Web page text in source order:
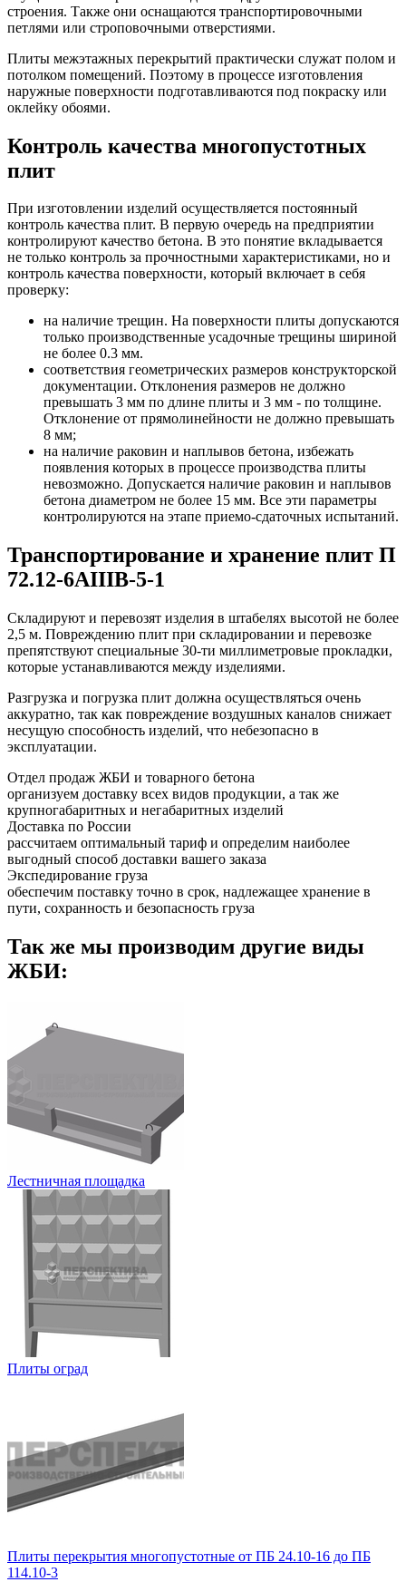
строения. Также они оснащаются транспортировочными
петлями или строповочными отверстиями.
Плиты межэтажных перекрытий практически служат полом и
потолком помещений. Поэтому в процессе изготовления
наружные поверхности подготавливаются под покраску или
оклейку обоями.
Контроль качества многопустотных
плит
При изготовлении изделий осуществляется постоянный
контроль качества плит. В первую очередь на предприятии
контролируют качество бетона. В это понятие вкладывается
не только контроль за прочностными характеристиками, но и
контроль качества поверхности, который включает в себя
проверку:
на наличие трещин. На поверхности плиты допускаются
только производственные усадочные трещины шириной
не более 0.3 мм.
соответствия геометрических размеров конструкторской
документации. Отклонения размеров не должно
превышать 3 мм по длине плиты и 3 мм - по толщине.
Отклонение от прямолинейности не должно превышать
8 мм;
на наличие раковин и наплывов бетона, избежать
появления которых в процессе производства плиты
невозможно. Допускается наличие раковин и наплывов
бетона диаметром не более 15 мм. Все эти параметры
контролируются на этапе приемо-сдаточных испытаний.
Транспортирование и хранение плит П
72.12-6АIIIВ-5-1
Складируют и перевозят изделия в штабелях высотой не более
2,5 м. Повреждению плит при складировании и перевозке
препятствуют специальные 30-ти миллиметровые прокладки,
которые устанавливаются между изделиями.
Разгрузка и погрузка плит должна осуществляться очень
аккуратно, так как повреждение воздушных каналов снижает
несущую способность изделий, что небезопасно в
эксплуатации.
Отдел продаж ЖБИ и товарного бетона
организуем доставку всех видов продукции, а так же
крупногабаритных и негабаритных изделий
Доставка по России
рассчитаем оптимальный тариф и определим наиболее
выгодный способ доставки вашего заказа
Экспедирование груза
обеспечим поставку точно в срок, надлежащее хранение в
пути, сохранность и безопасность груза
Так же мы производим другие виды
ЖБИ:
Лестничная площадка
Плиты оград
Плиты перекрытия многопустотные от ПБ 24.10-16 до ПБ
114.10-3